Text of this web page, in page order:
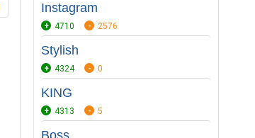
Instagram
4710 2576
Stylish
4324 0
KING
4313 5
Boss